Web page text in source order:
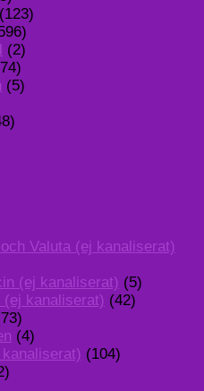
(123)
(2)
(5)
Valuta (ej kanaliserat)
(ej kanaliserat) (5)
kanaliserat) (42)
(4)
(104)